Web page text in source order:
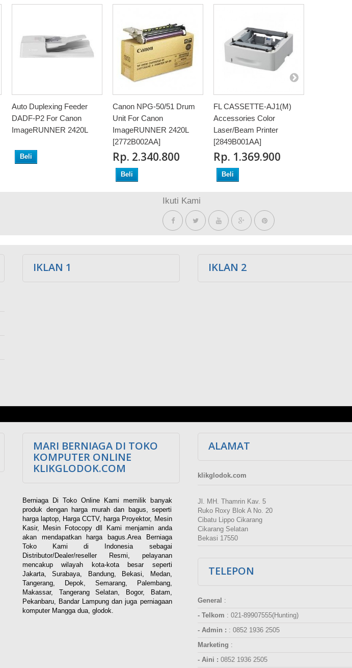
Auto Duplexing Feeder
DADF-P2 For Canon
ImageRUNNER 2420L
Beli
Canon NPG-50/51 Drum
Unit For Canon
ImageRUNNER 2420L
[2772B002AA]
Rp‎. 2.340.800
Beli
FL CASSETTE-AJ1(M)
Accessories Color
Laser/Beam Printer
[2849B001AA]
Rp‎. 1.369.900
Beli
Ikuti Kami
IKLAN 1 IKLAN 2
MARI BERNIAGA DI TOKO
KOMPUTER ONLINE
KLIKGLODOK.COM
Berniaga Di Toko Online Kami memilik banyak
produk dengan harga murah dan bagus, seperti
harga laptop, Harga CCTV, harga Proyektor, Mesin
Kasir, Mesin Fotocopy dll Kami menjamin anda
akan mendapatkan harga bagus.Area Berniaga
Toko Kami di Indonesia sebagai
Distributor/Dealer/reseller Resmi, pelayanan
mencakup wilayah kota-kota besar seperti
Jakarta, Surabaya, Bandung, Bekasi, Medan,
Tangerang, Depok, Semarang, Palembang,
Makassar, Tangerang Selatan, Bogor, Batam,
Pekanbaru, Bandar Lampung dan juga perniagaan
komputer Mangga dua, glodok.
ALAMAT
klikglodok.com
Jl. MH. Thamrin Kav. 5
Ruko Roxy Blok A No. 20
Cibatu Lippo Cikarang
Cikarang Selatan
Bekasi 17550
TELEPON
General :
- Telkom : 021-89907555(Hunting)
- Admin : : 0852 1936 2505
Marketing :
- Aini : 0852 1936 2505